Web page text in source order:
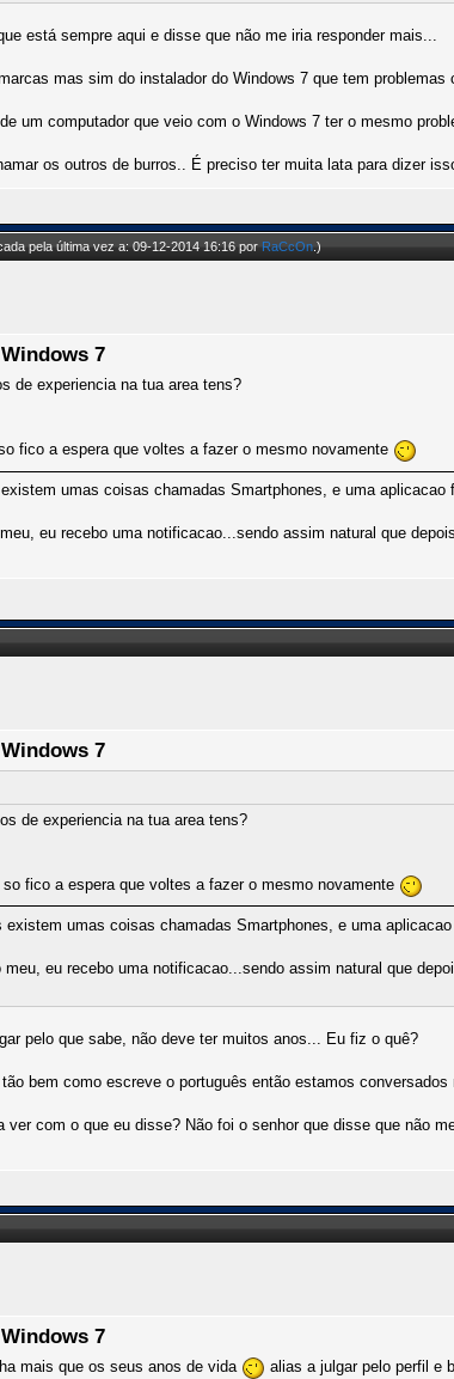
está sempre aqui e disse que não me iria responder mais...
mas sim do instalador do Windows 7 que tem problemas
um computador que veio com o Windows 7 ter o mesmo
os outros de burros.. É preciso ter muita lata para dizer
pela última vez a: 09-12-2014 16:16 porRaCcOn.)
7
de experiencia na tua area tens?
fico a espera que voltes a fazer o mesmo novamente
umas coisas chamadas Smartphones, e uma
eu recebo uma notificacao...sendo assim natural que
7
de experiencia na tua area tens?
fico a espera que voltes a fazer o mesmo novamente
umas coisas chamadas Smartphones, e uma
eu recebo uma notificacao...sendo assim natural que
pelo que sabe, não deve ter muitos anos... Eu fiz o quê?
bem como escreve o português então estamos conversados
com o que eu disse? Não foi o senhor que disse que não
7
mais que os seus anos de vida alias a julgar pelo perfil e